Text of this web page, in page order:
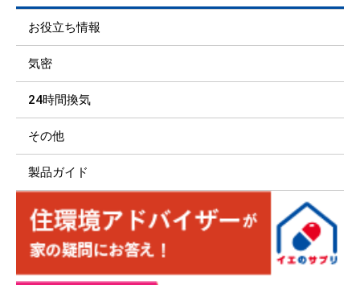
お役立ち情報
気密
24時間換気
その他
製品ガイド